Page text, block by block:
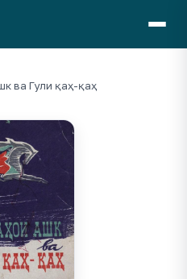
ва Гули қаҳ-қаҳ